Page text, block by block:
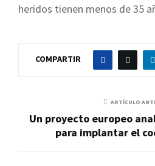
heridos tienen menos de 35
COMPARTIR
ARTÍCULO
Un proyecto europeo
para implantar el